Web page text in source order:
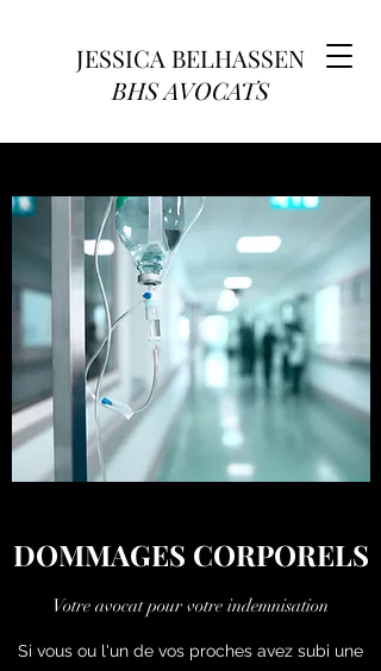
JESSICA BELHASSEN
BHS AVOCATS
DOMMAGES CORPORELS
Votre avocat pour votre indemnisation
Si vous ou l'un de vos proches avez subi une